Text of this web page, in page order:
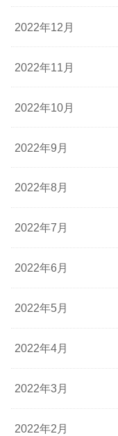
2022年12月
2022年11月
2022年10月
2022年9月
2022年8月
2022年7月
2022年6月
2022年5月
2022年4月
2022年3月
2022年2月